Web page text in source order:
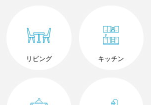
リビング キッチン